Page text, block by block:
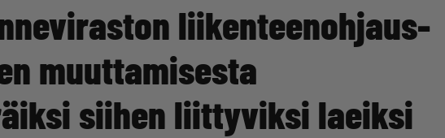
liikenteenohjaus-
muuttamisesta
siihen liittyviksi laeiksi